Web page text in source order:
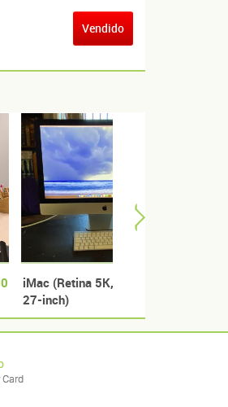
Vendido
iMac (Retina 5K,
27-inch)